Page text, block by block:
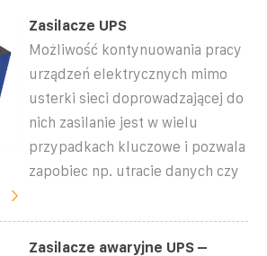
Zasilacze UPS
Możliwość kontynuowania pracy
urządzeń elektrycznych mimo
usterki sieci doprowadzającej do
nich zasilanie jest w wielu
przypadkach kluczowe i pozwala
zapobiec np. utracie danych czy
Zasilacze awaryjne UPS –